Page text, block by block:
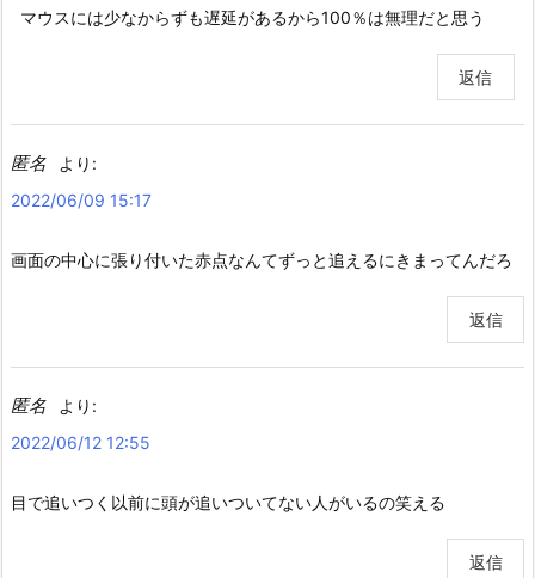
マウスには少なからずも遅延があるから100％は無理だと思う
返信
匿名
より:
2022/06/09 15:17
画面の中心に張り付いた赤点なんてずっと追えるにきまってんだろ
返信
匿名
より:
2022/06/12 12:55
目で追いつく以前に頭が追いついてない人がいるの笑える
返信